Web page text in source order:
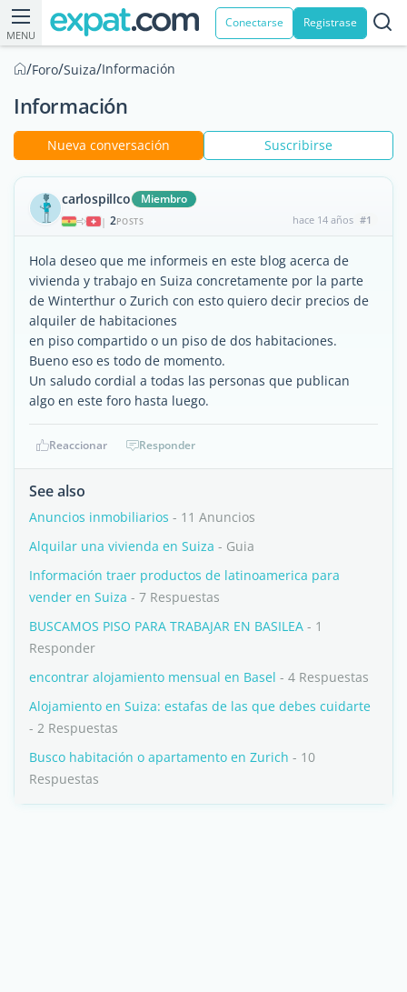
MENU
Conectarse Registrase
/Foro/Suiza/Información
Información
Nueva conversación Suscribirse
carlospillco Miembro
| 2POSTS hace 14 años #1
Hola deseo que me informeis en este blog acerca de
vivienda y trabajo en Suiza concretamente por la parte
de Winterthur o Zurich con esto quiero decir precios de
alquiler de habitaciones
en piso compartido o un piso de dos habitaciones.
Bueno eso es todo de momento.
Un saludo cordial a todas las personas que publican
algo en este foro hasta luego.
Reaccionar Responder
See also
Anuncios inmobiliarios - 11 Anuncios
Alquilar una vivienda en Suiza - Guia
Información traer productos de latinoamerica para
vender en Suiza - 7 Respuestas
BUSCAMOS PISO PARA TRABAJAR EN BASILEA - 1
Responder
encontrar alojamiento mensual en Basel - 4 Respuestas
Alojamiento en Suiza: estafas de las que debes cuidarte
- 2 Respuestas
Busco habitación o apartamento en Zurich - 10
Respuestas